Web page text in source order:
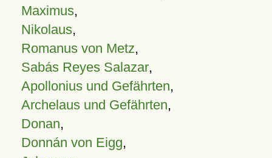
Maximus,
Nikolaus,
Romanus von Metz,
Sabás Reyes Salazar,
Apollonius und Gefährten,
Archelaus und Gefährten,
Donan,
Donnán von Eigg,